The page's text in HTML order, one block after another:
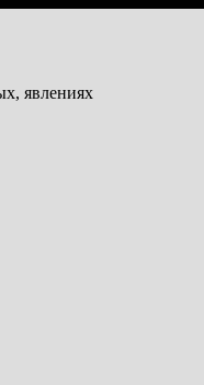
явлениях